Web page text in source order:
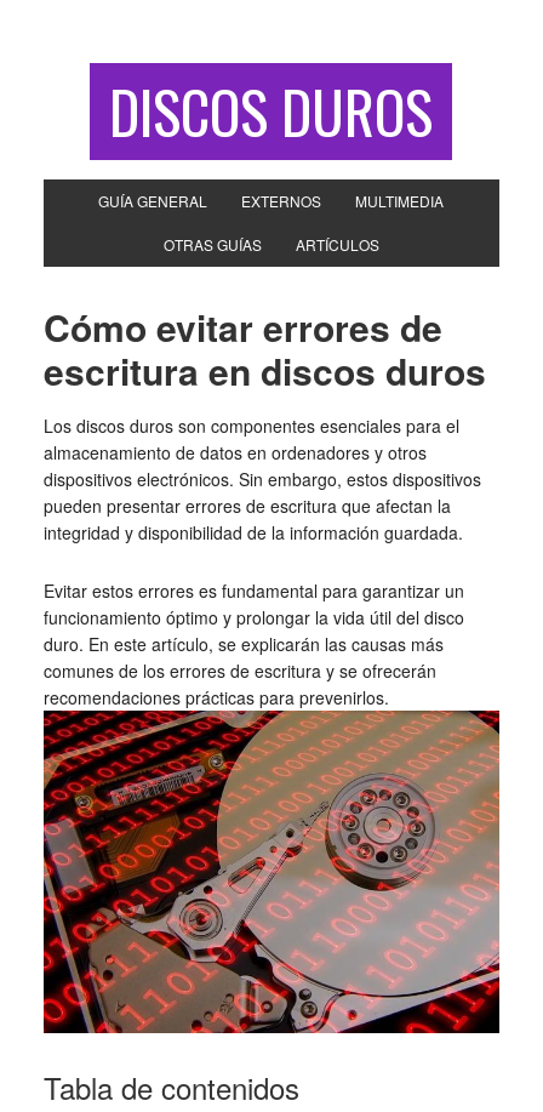
DISCOS DUROS
GUÍA GENERAL EXTERNOS MULTIMEDIA
OTRAS GUÍAS ARTÍCULOS
Cómo evitar errores de
escritura en discos duros
Los discos duros son componentes esenciales para el
almacenamiento de datos en ordenadores y otros
dispositivos electrónicos. Sin embargo, estos dispositivos
pueden presentar errores de escritura que afectan la
integridad y disponibilidad de la información guardada.
Evitar estos errores es fundamental para garantizar un
funcionamiento óptimo y prolongar la vida útil del disco
duro. En este artículo, se explicarán las causas más
comunes de los errores de escritura y se ofrecerán
recomendaciones prácticas para prevenirlos.
Tabla de contenidos